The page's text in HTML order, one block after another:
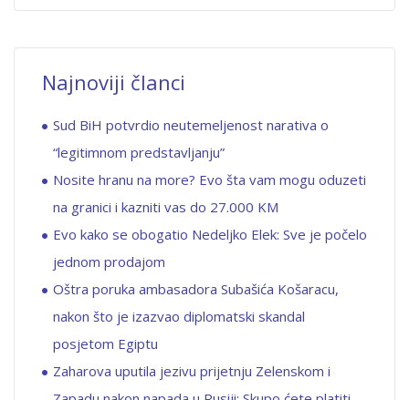
Najnoviji članci
Sud BiH potvrdio neutemeljenost narativa o
“legitimnom predstavljanju”
Nosite hranu na more? Evo šta vam mogu oduzeti
na granici i kazniti vas do 27.000 KM
Evo kako se obogatio Nedeljko Elek: Sve je počelo
jednom prodajom
Oštra poruka ambasadora Subašića Košaracu,
nakon što je izazvao diplomatski skandal
posjetom Egiptu
Zaharova uputila jezivu prijetnju Zelenskom i